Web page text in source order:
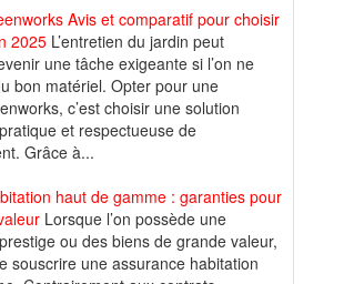
Avis et comparatif pour choisir
2025 L’entretien du jardin peut
une tâche exigeante si l’on ne
bon matériel. Opter pour une
c’est choisir une solution
et respectueuse de
Grâce à...
haut de gamme : garanties pour
Lorsque l’on possède une
ou des biens de grande valeur,
souscrire une assurance habitation